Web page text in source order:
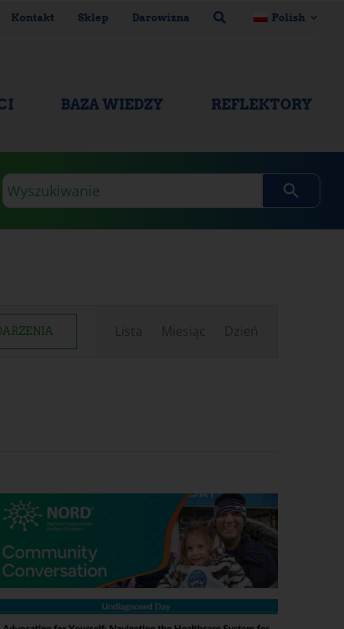
Kontakt Sklep Darowizna Polish
BAZA WIEDZY REFLEKTORY
Zapytanie
wyszukiwania
Lista Miesiąc Dzień